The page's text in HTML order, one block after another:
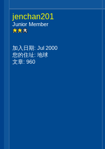
jenchan201
Junior Member
加入日期: Jul 2000
您的住址: 地球
文章: 960